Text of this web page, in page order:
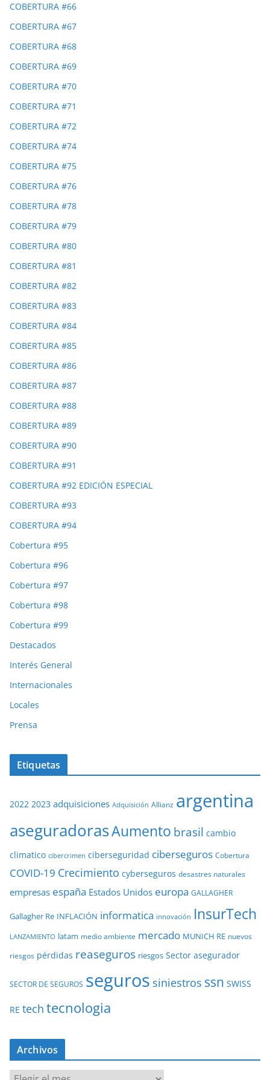
COBERTURA #66
COBERTURA #67
COBERTURA #68
COBERTURA #69
COBERTURA #70
COBERTURA #71
COBERTURA #72
COBERTURA #74
COBERTURA #75
COBERTURA #76
COBERTURA #78
COBERTURA #79
COBERTURA #80
COBERTURA #81
COBERTURA #82
COBERTURA #83
COBERTURA #84
COBERTURA #85
COBERTURA #86
COBERTURA #87
COBERTURA #88
COBERTURA #89
COBERTURA #90
COBERTURA #91
COBERTURA #92 EDICIÓN ESPECIAL
COBERTURA #93
COBERTURA #94
Cobertura #95
Cobertura #96
Cobertura #97
Cobertura #98
Cobertura #99
Destacados
Interés General
Internacionales
Locales
Prensa
Etiquetas
2022 2023 adquisiciones Adquisición Allianz argentina
aseguradorasAumento brasil cambio
climatico cibercrimen ciberseguridad ciberseguros Cobertura
COVID-19 Crecimiento cyberseguros desastres naturales
empresas españa Estados Unidos europa GALLAGHER
Gallagher Re INFLACIÓN informatica innovación InsurTech
LANZAMIENTO latam medio ambiente mercado MUNICH RE nuevos
riesgos pérdidas reaseguros riesgos Sector asegurador
SECTOR DE SEGUROS seguros siniestros ssn SWISS
RE tech tecnologia
Archivos